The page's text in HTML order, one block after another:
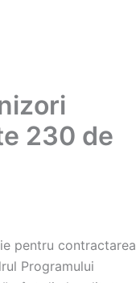
230 de
pentru contractarea
Programului